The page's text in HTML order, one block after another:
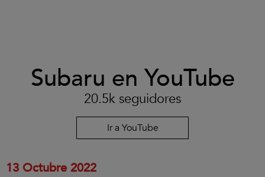
Subaru en YouTube
20.5k seguidores
Ir a YouTube
aceptar
13 Octubre 2022